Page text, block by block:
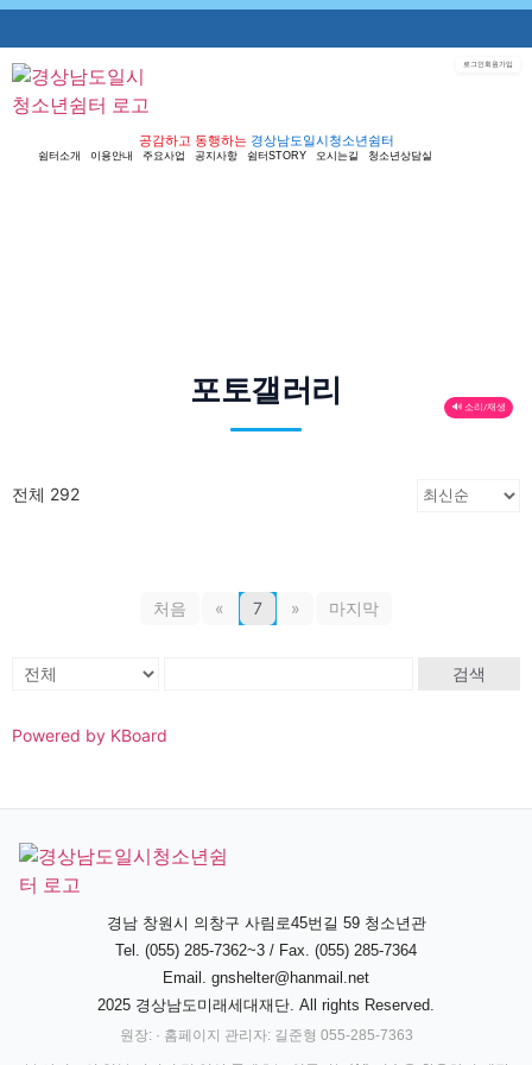
공감하고 동행하는 경상남도일시청소년쉼터
쉼터소개 이용안내 주요사업 공지사항 쉼터STORY 오시는길 청소년상담실
🔊 소리/재생
포토갤러리
전체 292
처음 « 7 » 마지막
검색
Powered by KBoard
경남 창원시 의창구 사림로45번길 59 청소년관
Tel. (055) 285-7362~3 / Fax. (055) 285-7364
Email. gnshelter@hanmail.net
2025 경상남도미래세대재단. All rights Reserved.
원장: · 홈페이지 관리자: 길준형 055-285-7363
로그인회원가입